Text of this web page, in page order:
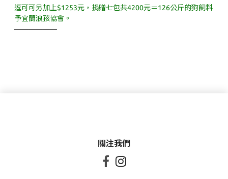
逗可可另加上$1253元，捐贈七包共4200元＝126公斤的狗飼料
予宜蘭浪孩協會。
——————
關注我們
 